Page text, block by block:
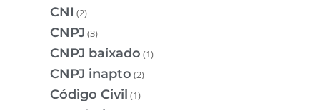
CNI (2)
CNPJ (3)
CNPJ baixado (1)
CNPJ inapto (2)
Código Civil (1)